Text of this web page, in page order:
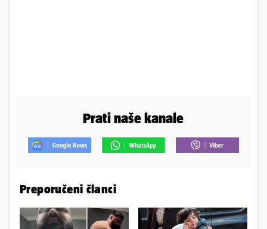
Prati naše kanale
Preporučeni članci